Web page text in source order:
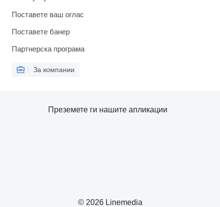
Поставете ваш оглас
Поставете банер
Партнерска програма
За компании
© 2026 Linemedia
Преземете ги нашите апликации